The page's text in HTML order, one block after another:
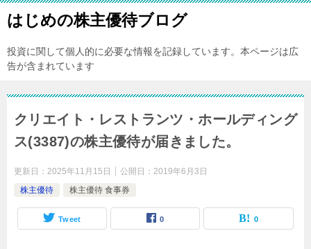
はじめの株主優待ブログ
投資に関して個人的に必要な情報を記録しています。本ページは広
告が含まれています
クリエイト・レストランツ・ホールディング
ス(3387)の株主優待が届きました。
更新日： 2025年11月15日 公開日： 2019年6月3日
株主優待
株主優待 食事券
Tweet 0 0